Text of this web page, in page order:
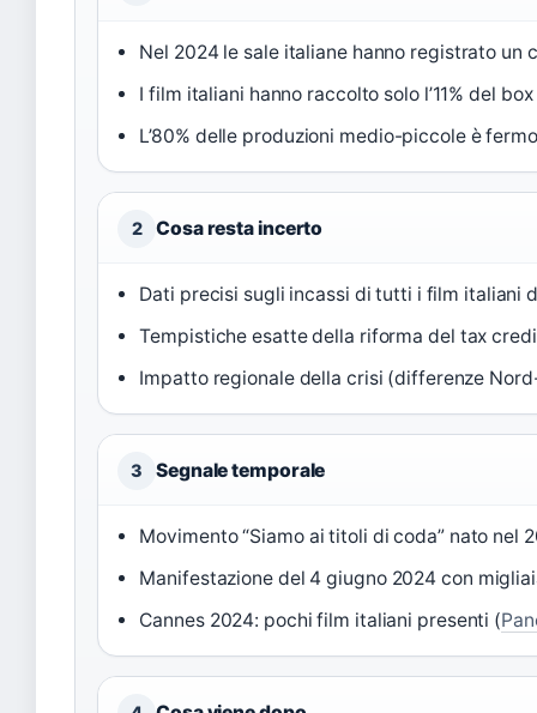
Nel 2024 le sale italiane hanno registrato
I film italiani hanno raccolto solo l’11% del
L’80% delle produzioni medio-piccole è
2 Cosa resta incerto
Dati precisi sugli incassi di tutti i film italiani
Tempistiche esatte della riforma del tax
Impatto regionale della crisi (differenze
3 Segnale temporale
Movimento “Siamo ai titoli di coda” nato nel
Manifestazione del 4 giugno 2024 con
Cannes 2024: pochi film italiani presenti (